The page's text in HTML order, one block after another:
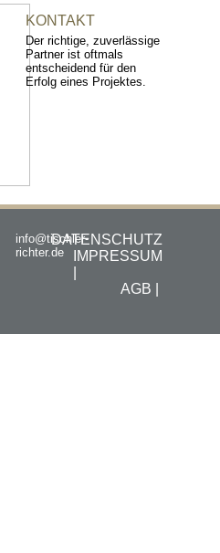
KONTAKT
Der richtige, zuverlässige
Partner ist oftmals
entscheidend für den
Erfolg eines Projektes.
info@tischler-
richter.de
DATENSCHUTZ
IMPRESSUM
AGB |